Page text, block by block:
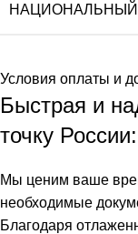
НАЦИОНАЛЬНЫЙ
Условия оплаты и
Быстрая и
точку России:
Мы ценим ваше
необходимые
Благодаря